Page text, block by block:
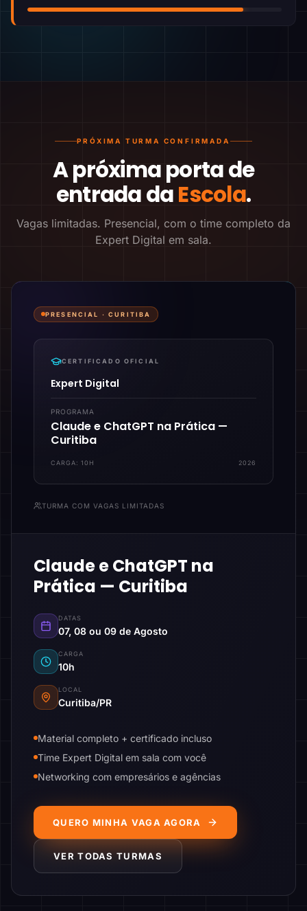
PRÓXIMA TURMA CONFIRMADA
A próxima porta de
entrada daEscola.
Vagas limitadas. Presencial, com o time completo da
Expert Digital em sala.
PRESENCIAL ·CURITIBA
CERTIFICADO OFICIAL
Expert Digital
PROGRAMA
Claude e ChatGPT na Prática —
Curitiba
CARGA:10H 2026
TURMA COM VAGAS LIMITADAS
Claude e ChatGPT na
Prática — Curitiba
DATAS
07, 08 ou 09 de Agosto
CARGA
10h
LOCAL
Curitiba/PR
Material completo + certificado incluso
Time Expert Digital em sala com você
Networking com empresários e agências
QUERO MINHA VAGA AGORA
VER TODAS TURMAS